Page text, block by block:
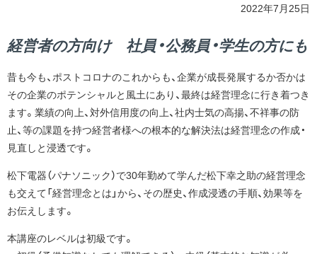
2022年7月25日
経営者の方向け 社員・公務員・学生の方にも
昔も今も、ポストコロナのこれからも、企業が成長発展するか否かは
その企業のポテンシャルと風土にあり、最終は経営理念に行き着つき
ます。業績の向上、対外信用度の向上、社内士気の高揚、不祥事の防
止、等の課題を持つ経営者様への根本的な解決法は経営理念の作成・
見直しと浸透です。
松下電器（パナソニック）で30年勤めて学んだ松下幸之助の経営理念
も交えて「経営理念とは」から、その歴史、作成浸透の手順、効果等を
お伝えします。
本講座のレベルは初級です。